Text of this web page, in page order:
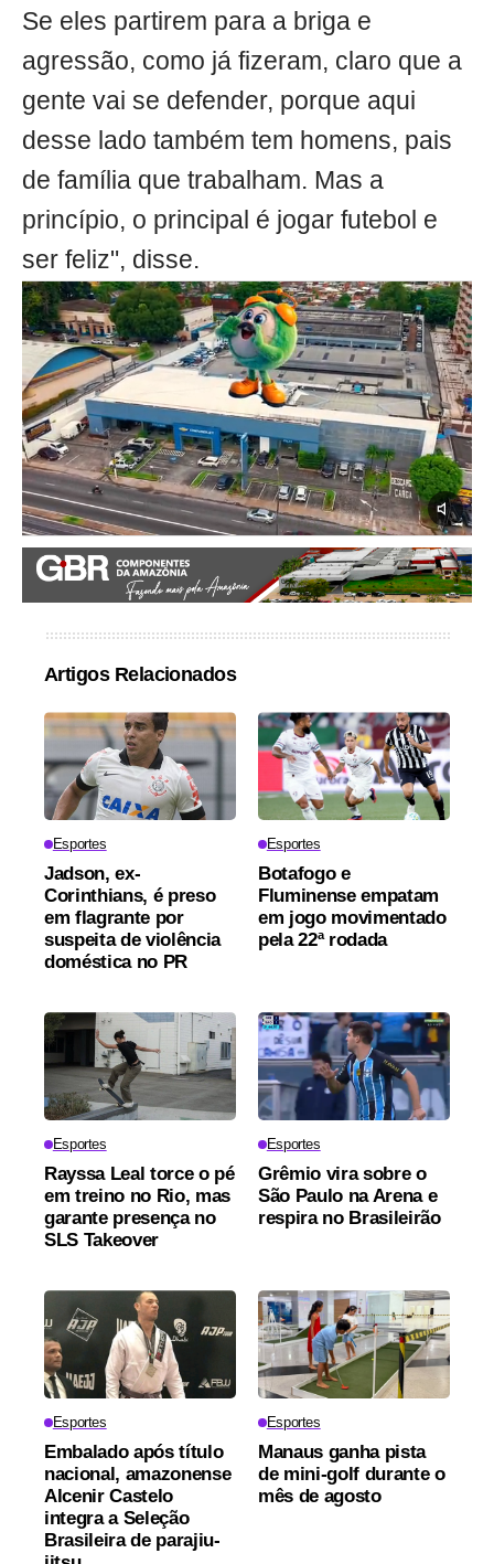
Se eles partirem para a briga e
agressão, como já fizeram, claro que a
gente vai se defender, porque aqui
desse lado também tem homens, pais
de família que trabalham. Mas a
princípio, o principal é jogar futebol e
ser feliz", disse.
Artigos Relacionados
Esportes
Jadson, ex-
Corinthians, é preso
em flagrante por
suspeita de violência
doméstica no PR
Esportes
Botafogo e
Fluminense empatam
em jogo movimentado
pela 22ª rodada
Esportes
Rayssa Leal torce o pé
em treino no Rio, mas
garante presença no
SLS Takeover
Esportes
Grêmio vira sobre o
São Paulo na Arena e
respira no Brasileirão
Esportes
Embalado após título
nacional, amazonense
Alcenir Castelo
integra a Seleção
Brasileira de parajiu-
Esportes
Manaus ganha pista
de mini-golf durante o
mês de agosto